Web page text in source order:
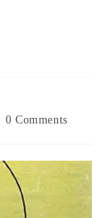
0 Comments